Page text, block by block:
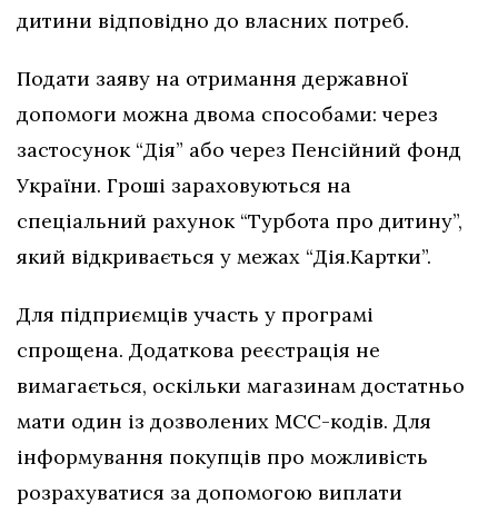
дитини відповідно до власних потреб.
Подати заяву на отримання державної
допомоги можна двома способами: через
застосунок “Дія” або через Пенсійний фонд
України. Гроші зараховуються на
спеціальний рахунок “Турбота про дитину”,
який відкривається у межах “Дія.Картки”.
Для підприємців участь у програмі
спрощена. Додаткова реєстрація не
вимагається, оскільки магазинам достатньо
мати один із дозволених МСС-кодів. Для
інформування покупців про можливість
розрахуватися за допомогою виплати